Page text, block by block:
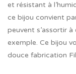
et résistant à
ce bijou convient
peuvent s’assortir à
exemple. Ce bijou
douce fabrication